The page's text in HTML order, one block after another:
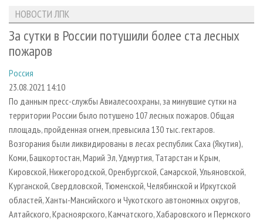
ЛЕСОЗАГОТОВКА
ЛЕСОПИЛЕНИЕ
СУШКА ДРЕВЕСИНЫ
ПРОИЗВОДСТВО ДРЕВЕСНЫХ ПЛИТ
ДЕРЕВЯННОЕ ДОМОСТРОЕНИЕ
ПРОИЗВОДСТВО МЕБЕЛИ
БИОЭНЕРГЕТИКА
ЦБП
ИНСТРУМЕНТ И МАТЕРИАЛЫ
НОВОСТИ ЛПК
НОВОСТИ ЖУРНАЛА
ПРОЕКТЫ ЛПИ
АНАЛИТИКА
ПРЕДПРИЯТИЯ ЛПК
ПЕРСОНЫ
МОБИЛЬНЫЕ ВЫСТАВКИ
ОФИЦИАЛЬНЫЕ ДЕЛЕГАЦИИ
ПРИОРИТЕТНЫЕ ИНВЕСТПРОЕКТЫ
RUSSIAN FORESTRY REVIEW
ГАЗЕТА ЛЕСПРОМФОРУМ
БИБЛИОТЕКА СПЕЦИАЛИСТА
АРХИВ ЖУРНАЛОВ
О ЖУРНАЛЕ
КОНТАКТЫ
РЕКЛАМОДАТЕЛЯМ
РЕКЛАМА
РЕКЛАМА НА САЙТЕ
НОВОСТИ ЛПК
За сутки в России потушили более ста лесных
пожаров
Россия
23.08.2021 14:10
По данным пресс-службы Авиалесоохраны, за минувшие сутки на
территории России было потушено 107 лесных пожаров. Общая
площадь, пройденная огнем, превысила 130 тыс. гектаров.
Возгорания были ликвидированы в лесах республик Саха (Якутия),
Коми, Башкортостан, Марий Эл, Удмуртия, Татарстан и Крым,
Кировской, Нижегородской, Оренбургской, Самарской, Ульяновской,
Курганской, Свердловской, Тюменской, Челябинской и Иркутской
областей, Ханты-Мансийского и Чукотского автономных округов,
Алтайского, Красноярского, Камчатского, Хабаровского и Пермского